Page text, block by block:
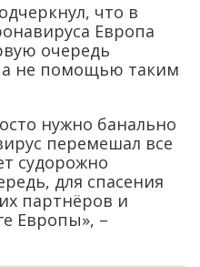
что в
Европа
очередь
а не помощью таким
нужно банально
перемешал все
судорожно
для спасения
партнёров и
Европы», –